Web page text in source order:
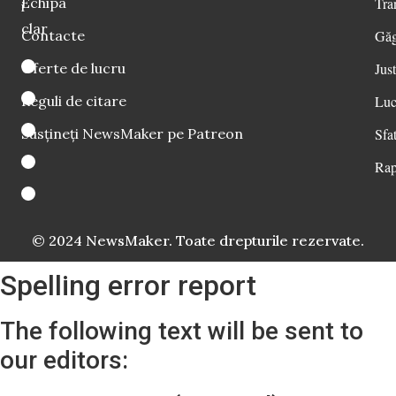
i
clar
Contacte
Oferte de lucru
Reguli de citare
Susțineți NewsMaker pe Patreon
© 2024 NewsMaker. Toate drepturile rezervate.
Spelling error report
The following text will be sent to
our editors: